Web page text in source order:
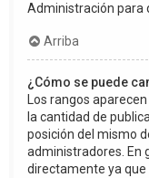
Administración para
Arriba
¿Cómo se puede
Los rangos
la cantidad de
posición del mismo
administradores. En
directamente ya